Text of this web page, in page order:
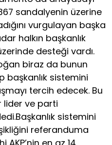
sandalyenin üzerine
vurgulayan başka
halkın başkanlık
desteği vardı.
biraz da bunun
başkanlık sistemini
tercih edecek. Bu
lider ve parti
sistemini
referanduma